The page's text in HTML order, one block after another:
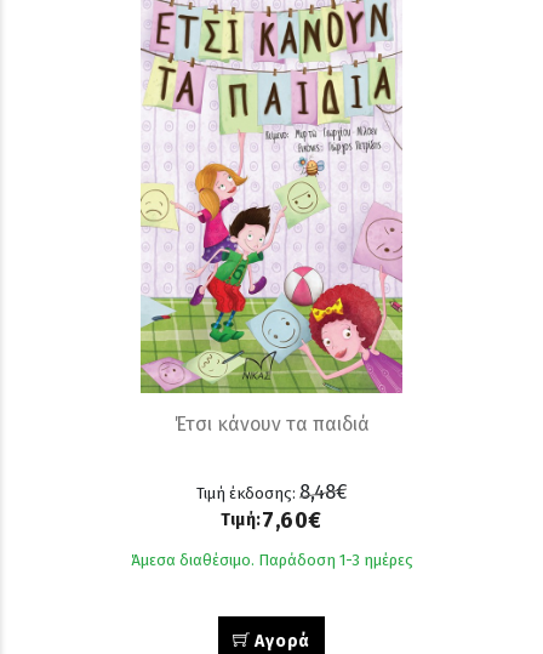
Έτσι κάνουν τα παιδιά
Τιμή έκδοσης: 8,48€
Τιμή:7,60€
Άμεσα διαθέσιμο. Παράδοση 1-3 ημέρες
Αγορά